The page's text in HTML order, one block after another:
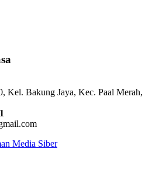
Kel. Bakung Jaya, Kec. Paal Merah,
Media Siber